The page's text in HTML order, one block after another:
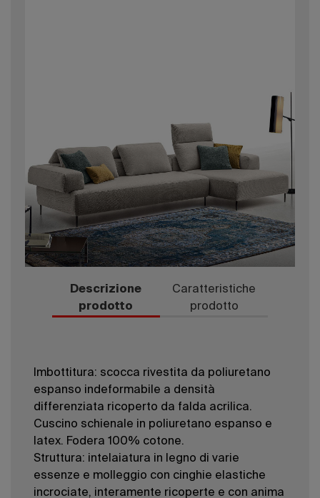
Descrizione
prodotto
Caratteristiche
prodotto
Imbottitura: scocca rivestita da poliuretano
espanso indeformabile a densità
differenziata ricoperto da falda acrilica.
Cuscino schienale in poliuretano espanso e
latex. Fodera 100% cotone.
Struttura: intelaiatura in legno di varie
essenze e molleggio con cinghie elastiche
incrociate, interamente ricoperte e con anima